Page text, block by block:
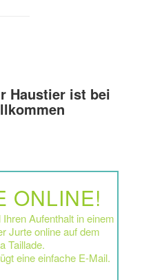
Haustier ist bei
ONLINE!
Aufenthalt in einem
Jurte online auf dem
Taillade.
eine einfache E-Mail.